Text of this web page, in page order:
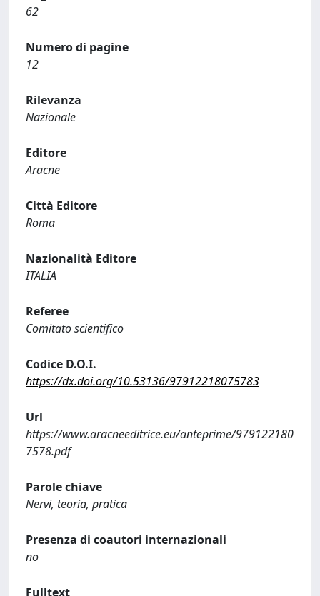
62
Numero di pagine
12
Rilevanza
Nazionale
Editore
Aracne
Città Editore
Roma
Nazionalità Editore
ITALIA
Referee
Comitato scientifico
Codice D.O.I.
https://dx.doi.org/10.53136/97912218075783
Url
https://www.aracneeditrice.eu/anteprime/979122180
7578.pdf
Parole chiave
Nervi, teoria, pratica
Presenza di coautori internazionali
no
Fulltext